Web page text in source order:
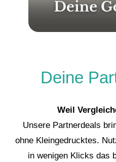
Deine
Weil
Unsere Partnerdeals
ohne Kleingedrucktes.
in wenigen Klicks das